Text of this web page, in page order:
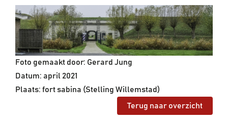
Foto gemaakt door: Gerard Jung
Datum: april 2021
Plaats: fort sabina (Stelling Willemstad)
Terug naar overzicht